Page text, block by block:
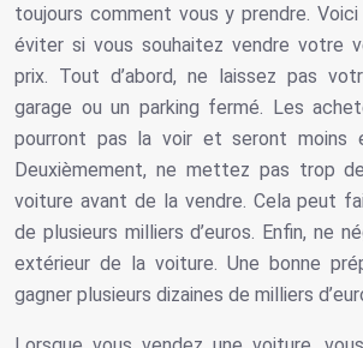
toujours comment vous y prendre.
éviter si vous souhaitez vendre votre
prix. Tout d’abord, ne laissez pas
garage ou un parking fermé. Les
pourront pas la voir et seront moins
Deuxièmement, ne mettez pas trop
voiture avant de la vendre. Cela peut
de plusieurs milliers d’euros. Enfin, ne
extérieur de la voiture. Une bonne
gagner plusieurs dizaines de milliers